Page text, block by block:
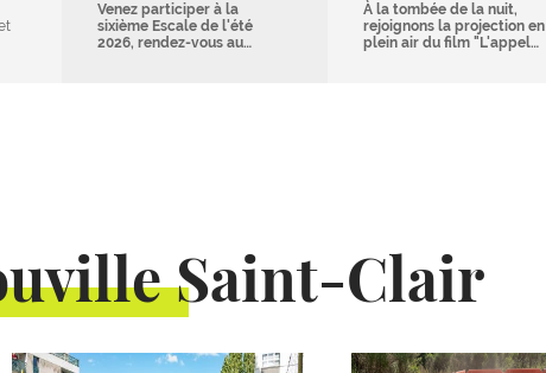
Venez participer à la
sixième Escale de l'été
2026, rendez-vous au…
À la tombée de la nuit,
rejoignons la projection en
plein air du film "L'appel…
Saint-Clair